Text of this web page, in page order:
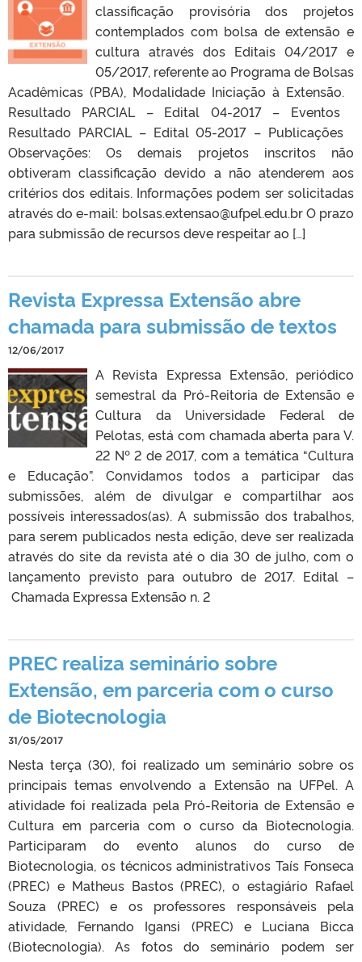
classificação provisória dos projetos
contemplados com bolsa de extensão e
cultura através dos Editais 04/2017 e
05/2017, referente ao Programa de Bolsas
Acadêmicas (PBA), Modalidade Iniciação à Extensão.
Resultado PARCIAL – Edital 04-2017 – Eventos
Resultado PARCIAL – Edital 05-2017 – Publicações
Observações: Os demais projetos inscritos não
obtiveram classificação devido a não atenderem aos
critérios dos editais. Informações podem ser solicitadas
através do e-mail: bolsas.extensao@ufpel.edu.br O prazo
para submissão de recursos deve respeitar ao […]
Revista Expressa Extensão abre
chamada para submissão de textos
12/06/2017
A Revista Expressa Extensão, periódico
semestral da Pró-Reitoria de Extensão e
Cultura da Universidade Federal de
Pelotas, está com chamada aberta para V.
22 Nº 2 de 2017, com a temática “Cultura
e Educação”. Convidamos todos a participar das
submissões, além de divulgar e compartilhar aos
possíveis interessados(as). A submissão dos trabalhos,
para serem publicados nesta edição, deve ser realizada
através do site da revista até o dia 30 de julho, com o
lançamento previsto para outubro de 2017. Edital –
Chamada Expressa Extensão n. 2
PREC realiza seminário sobre
Extensão, em parceria com o curso
de Biotecnologia
31/05/2017
Nesta terça (30), foi realizado um seminário sobre os
principais temas envolvendo a Extensão na UFPel. A
atividade foi realizada pela Pró-Reitoria de Extensão e
Cultura em parceria com o curso da Biotecnologia.
Participaram do evento alunos do curso de
Biotecnologia, os técnicos administrativos Taís Fonseca
(PREC) e Matheus Bastos (PREC), o estagiário Rafael
Souza (PREC) e os professores responsáveis pela
atividade, Fernando Igansi (PREC) e Luciana Bicca
(Biotecnologia). As fotos do seminário podem ser